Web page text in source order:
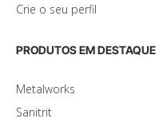
Crie o seu perfil
PRODUTOS EM DESTAQUE
Metalworks
Sanitrit